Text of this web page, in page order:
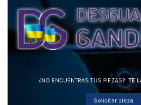
¿NO ENCUENTRAS TUS PIEZAS? TE
Solicitar pieza